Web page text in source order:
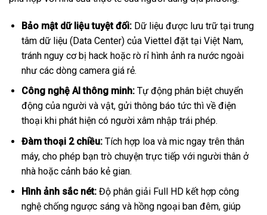
Bảo mật dữ liệu tuyệt đối:Dữ liệu được lưu trữ tại trung
tâm dữ liệu (Data Center) của Viettel đặt tại Việt Nam,
tránh nguy cơ bị hack hoặc rò rỉ hình ảnh ra nước ngoài
như các dòng camera giá rẻ.
Công nghệ AI thông minh:Tự động phân biệt chuyển
động của người và vật, gửi thông báo tức thì về điện
thoại khi phát hiện có người xâm nhập trái phép.
Đàm thoại 2 chiều:Tích hợp loa và mic ngay trên thân
máy, cho phép bạn trò chuyện trực tiếp với người thân ở
nhà hoặc cảnh báo kẻ gian.
Hình ảnh sắc nét:Độ phân giải Full HD kết hợp công
nghệ chống ngược sáng và hồng ngoại ban đêm, giúp